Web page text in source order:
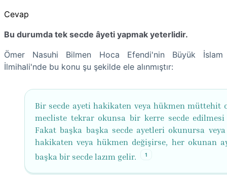
Cevap
Bu durumda tek secde âyeti yapmak yeterlidir.
Ömer Nasuhi Bilmen Hoca Efendi'nin Büyük İslam
İlmihali'nde bu konu şu şekilde ele alınmıştır:
Bir secde ayeti hakikaten veya hükmen müttehit
mecliste tekrar okunsa bir kerre secde
Fakat başka başka secde ayetleri okunursa
hakikaten veya hükmen değişirse, her okunan
başka bir secde lazım gelir.
1